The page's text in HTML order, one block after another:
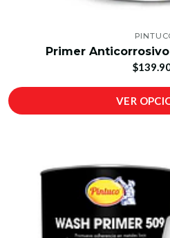
Primer Anticorrosivo
VER